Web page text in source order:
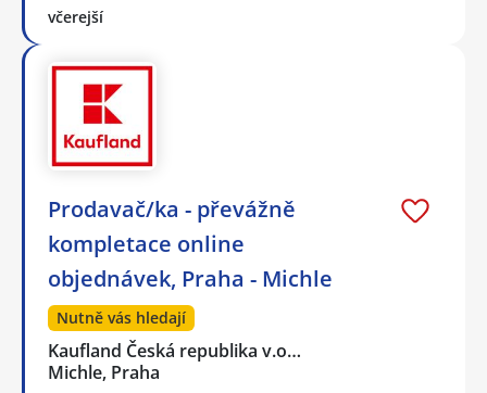
včerejší
Prodavač/ka - převážně
kompletace online
objednávek, Praha - Michle
Nutně vás hledají
Kaufland Česká republika v.o…
Michle, Praha